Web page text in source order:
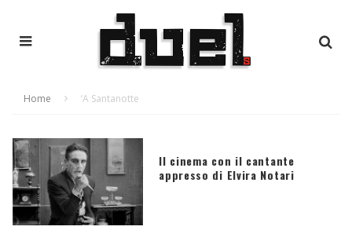
Home ‘A Santanotte
Il cinema con il cantante
appresso di Elvira Notari